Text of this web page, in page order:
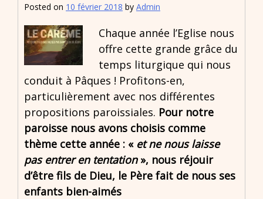
Posted on 10 février 2018 by Admin
Chaque année l’Eglise nous
offre cette grande grâce du
temps liturgique qui nous
conduit à Pâques ! Profitons-en,
particulièrement avec nos différentes
propositions paroissiales. Pour notre
paroisse nous avons choisis comme
thème cette année : « et ne nous laisse
pas entrer en tentation», nous réjouir
d’être fils de Dieu, le Père fait de nous ses
enfants bien-aimés